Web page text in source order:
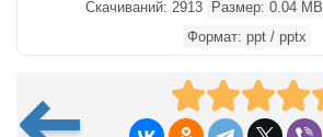
Скачиваний: 2913
Размер: 0.04 MB
Формат: ppt / pptx